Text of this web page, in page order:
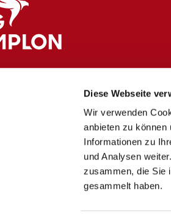
Diese Webseite
Wir verwenden
anbieten zu können
Informationen zu
und Analysen
zusammen, die Sie
gesammelt haben.